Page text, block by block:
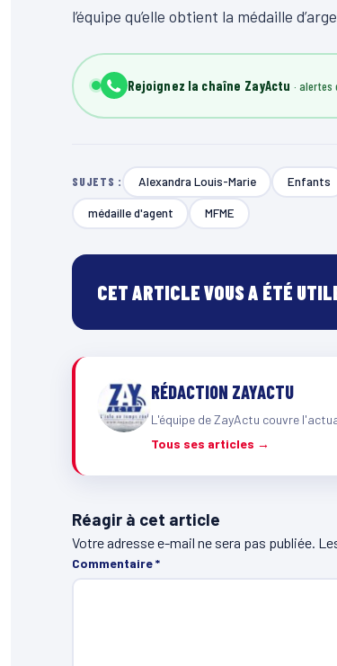
l’équipe qu’elle obtient la médaille
Rejoignez la chaîne ZayActu
SUJETS : Alexandra Louis-Marie Enfants
médaille d'agent MFME
CET ARTICLE VOUS A ÉTÉ
RÉDACTION ZAYACTU
L'équipe de ZayActu couvre
Tous ses articles →
Réagir à cet article
Votre adresse e-mail ne sera pas publiée.
Commentaire*